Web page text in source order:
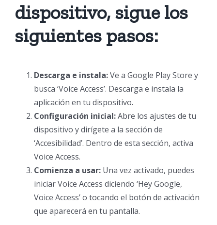
dispositivo, sigue los
siguientes pasos:
Descarga e instala:Ve a Google Play Store y
busca ‘Voice Access’. Descarga e instala la
aplicación en tu dispositivo.
Configuración inicial:Abre los ajustes de tu
dispositivo y dirígete a la sección de
‘Accesibilidad’. Dentro de esta sección, activa
Voice Access.
Comienza a usar: Una vez activado, puedes
iniciar Voice Access diciendo ‘Hey Google,
Voice Access’ o tocando el botón de activación
que aparecerá en tu pantalla.